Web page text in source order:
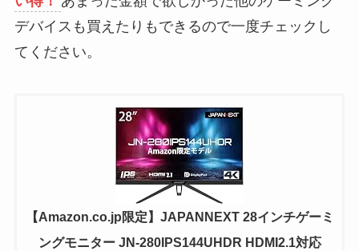
デバイスも買えたりもできるので一度チェックし
てください。
【Amazon.co.jp限定】JAPANNEXT 28インチゲーミ
ングモニター JN-280IPS144UHDR HDMI2.1対応